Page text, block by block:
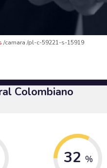
camara pl-c-59221-s-15919
Colombiano
32 %